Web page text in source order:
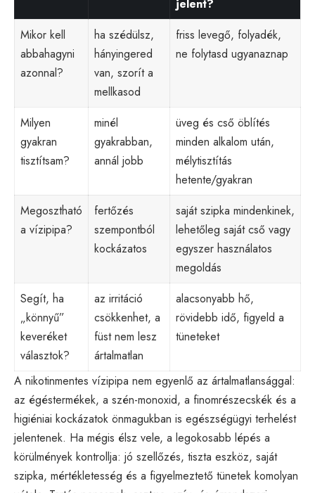
jelent?
Mikor kell
abbahagyni
azonnal?
ha szédülsz,
hányingered
van, szorít a
mellkasod
friss levegő, folyadék,
ne folytasd ugyanaznap
Milyen
gyakran
tisztítsam?
minél
gyakrabban,
annál jobb
üveg és cső öblítés
minden alkalom után,
mélytisztítás
hetente/gyakran
Megosztható
a vízipipa?
fertőzés
szempontból
kockázatos
saját szipka mindenkinek,
lehetőleg saját cső vagy
egyszer használatos
megoldás
Segít, ha
„könnyű”
keveréket
választok?
az irritáció
csökkenhet, a
füst nem lesz
ártalmatlan
alacsonyabb hő,
rövidebb idő, figyeld a
tüneteket
A nikotinmentes vízipipa nem egyenlő az ártalmatlansággal:
az égéstermékek, a szén-monoxid, a finomrészecskék és a
higiéniai kockázatok önmagukban is egészségügyi terhelést
jelentenek. Ha mégis élsz vele, a legokosabb lépés a
körülmények kontrollja: jó szellőzés, tiszta eszköz, saját
szipka, mértékletesség és a figyelmeztető tünetek komolyan